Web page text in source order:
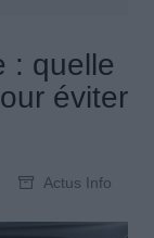
: quelle
éviter
Actus Info